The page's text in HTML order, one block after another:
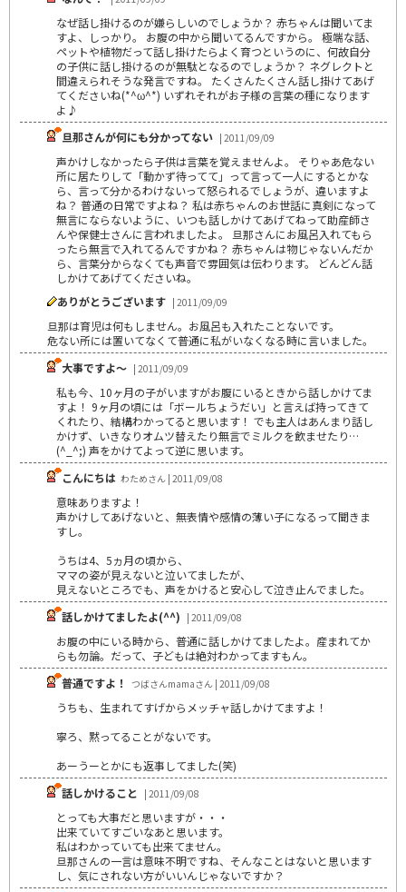
なぜ話し掛けるのが嫌らしいのでしょうか？ 赤ちゃんは聞いてま
すよ、しっかり。 お腹の中から聞いてるんですから。 極端な話、
ペットや植物だって話し掛けたらよく育つというのに、何故自分
の子供に話し掛けるのが無駄となるのでしょうか？ ネグレクトと
間違えられそうな発言ですね。 たくさんたくさん話し掛けてあげ
てくださいね(*^ω^*) いずれそれがお子様の言葉の種になります
よ♪
旦那さんが何にも分かってない | 2011/09/09
声かけしなかったら子供は言葉を覚えませんよ。 そりゃあ危ない
所に居たりして「動かず待ってて」って言って一人にするとかな
ら、言って分かるわけないって怒られるでしょうが、違いますよ
ね？ 普通の日常ですよね？ 私は赤ちゃんのお世話に真剣になって
無言にならないように、いつも話しかけてあげてねって助産師さ
んや保健士さんに言われましたよ。 旦那さんにお風呂入れてもら
ったら無言で入れてるんですかね？ 赤ちゃんは物じゃないんだか
ら、言葉分からなくても声音で雰囲気は伝わります。 どんどん話
しかけてあげてくださいね。
ありがとうございます | 2011/09/09
旦那は育児は何もしません。お風呂も入れたことないです。
危ない所には置いてなくて普通に私がいなくなる時に言いました｡
大事ですよ～ | 2011/09/09
私も今、10ヶ月の子がいますがお腹にいるときから話しかけてま
すよ！ 9ヶ月の頃には「ボールちょうだい」と言えば持ってきて
くれたり、結構わかってると思います！ でも主人はあんまり話し
かけず、いきなりオムツ替えたり無言でミルクを飲ませたり…
(^_^;) 声をかけてよって逆に思います。
こんにちは わためさん | 2011/09/08
意味ありますよ！
声かけしてあげないと、無表情や感情の薄い子になるって聞きま
すし。
うちは4、5ヵ月の頃から、
ママの姿が見えないと泣いてましたが、
見えないところでも、声をかけると安心して泣き止んでました。
話しかけてましたよ(^^) | 2011/09/08
お腹の中にいる時から、普通に話しかけてましたよ。産まれてか
らも勿論。だって、子どもは絶対わかってますもん。
普通ですよ！
つばさんmamaさん | 2011/09/08
うちも、生まれてすげからメッチャ話しかけてますよ！
寧ろ、黙ってることがないです。
あーうーとかにも返事してました(笑)
話しかけること
| 2011/09/08
とっても大事だと思いますが・・・
出来ていてすごいなあと思います。
私はわかっていても出来てません。
旦那さんの一言は意味不明ですね、そんなことはないと思います
し、気にされない方がいいんじゃないですか？